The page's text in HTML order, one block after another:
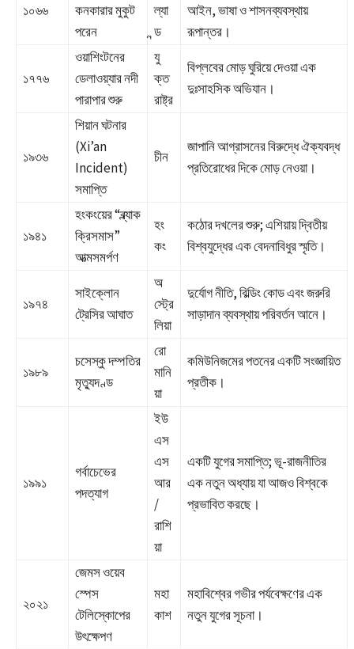
১০৬৬
কনকারার মুকুট
পরেন
ল্যা
ন্ড
আইন, ভাষা ও শাসনব্যবস্থায়
রূপান্তর।
১৭৭৬
ওয়াশিংটনের
ডেলাওয়্যার নদী
পারাপার শুরু
যু
ক্ত
রাষ্ট্র
বিপ্লবের মোড় ঘুরিয়ে দেওয়া এক
দুঃসাহসিক অভিযান।
১৯৩৬
শিয়ান ঘটনার
(Xi’an
Incident)
সমাপ্তি
চীন
জাপানি আগ্রাসনের বিরুদ্ধে ঐক্যবদ্ধ
প্রতিরোধের দিকে মোড় নেওয়া।
১৯৪১
হংকংয়ের “ব্ল্যাক
ক্রিসমাস”
আত্মসমর্পণ
হং
কং
কঠোর দখলের শুরু; এশিয়ায় দ্বিতীয়
বিশ্বযুদ্ধের এক বেদনাবিধুর স্মৃতি।
১৯৭৪
সাইক্লোন
ট্রেসির আঘাত
অ
স্ট্রে
লিয়া
দুর্যোগ নীতি, বিল্ডিং কোড এবং জরুরি
সাড়াদান ব্যবস্থায় পরিবর্তন আনে।
১৯৮৯
চসেস্কু দম্পতির
মৃত্যুদণ্ড
রো
মানি
য়া
কমিউনিজমের পতনের একটি সংজ্ঞায়িত
প্রতীক।
১৯৯১
গর্বাচেভের
পদত্যাগ
ইউ
এস
এস
আর
/
রাশি
য়া
একটি যুগের সমাপ্তি; ভূ-রাজনীতির
এক নতুন অধ্যায় যা আজও বিশ্বকে
প্রভাবিত করছে।
২০২১
জেমস ওয়েব
স্পেস
টেলিস্কোপের
উৎক্ষেপণ
মহা
কাশ
মহাবিশ্বের গভীর পর্যবেক্ষণের এক
নতুন যুগের সূচনা।